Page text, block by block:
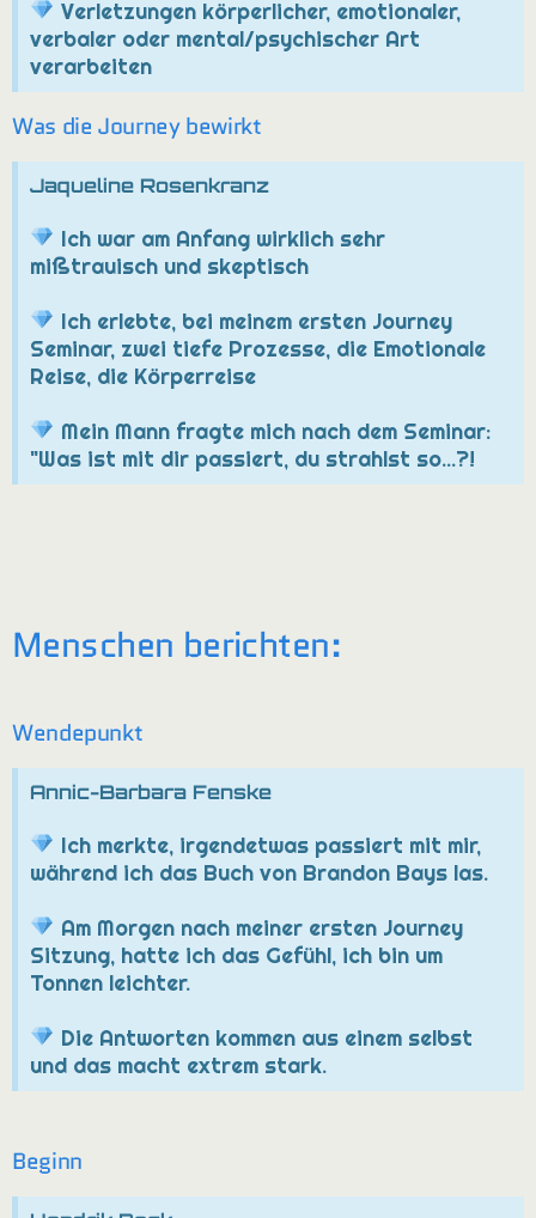
Verletzungen körperlicher, emotionaler,
verbaler oder mental/psychischer Art
verarbeiten
Was die Journey bewirkt
Jaqueline Rosenkranz
Ich war am Anfang wirklich sehr
mißtrauisch und skeptisch
Ich erlebte, bei meinem ersten Journey
Seminar, zwei tiefe Prozesse, die Emotionale
Reise, die Körperreise
Mein Mann fragte mich nach dem Seminar:
"Was ist mit dir passiert, du strahlst so...?!
Menschen berichten:
Wendepunkt
Annic-Barbara Fenske
Ich merkte, irgendetwas passiert mit mir,
während ich das Buch von Brandon Bays las.
Am Morgen nach meiner ersten Journey
Sitzung, hatte ich das Gefühl, ich bin um
Tonnen leichter.
Die Antworten kommen aus einem selbst
und das macht extrem stark.
Beginn